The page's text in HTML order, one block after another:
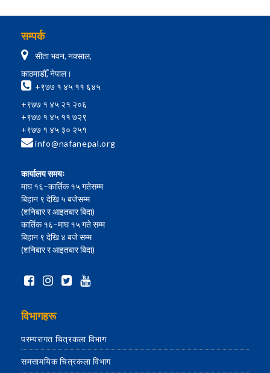
सम्पर्क
सीता भवन, नक्साल,
काठमाडौँ, नेपाल।
+९७७ १ ४५ ११ ६४५
+९७७ १ ४५ २१ २०६
+९७७ १ ४५ ११ ७२९
+९७७ १ ४५ ३० २५१
info@nafanepal.org
कार्यालय समयः
माघ १६–कार्तिक १५ गतेसम्म
बिहान ९ देखि ५ बजेसम्म
(शनिबार र आइतबार बिदा)
कार्तिक १६–माघ १५ गते सम्म
बिहान ९ देखि ४ बजे सम्म
(शनिबार र आइतबार बिदा)
विभागहरू
परम्परागत चित्रकला विभाग
समसामयिक चित्रकला विभाग